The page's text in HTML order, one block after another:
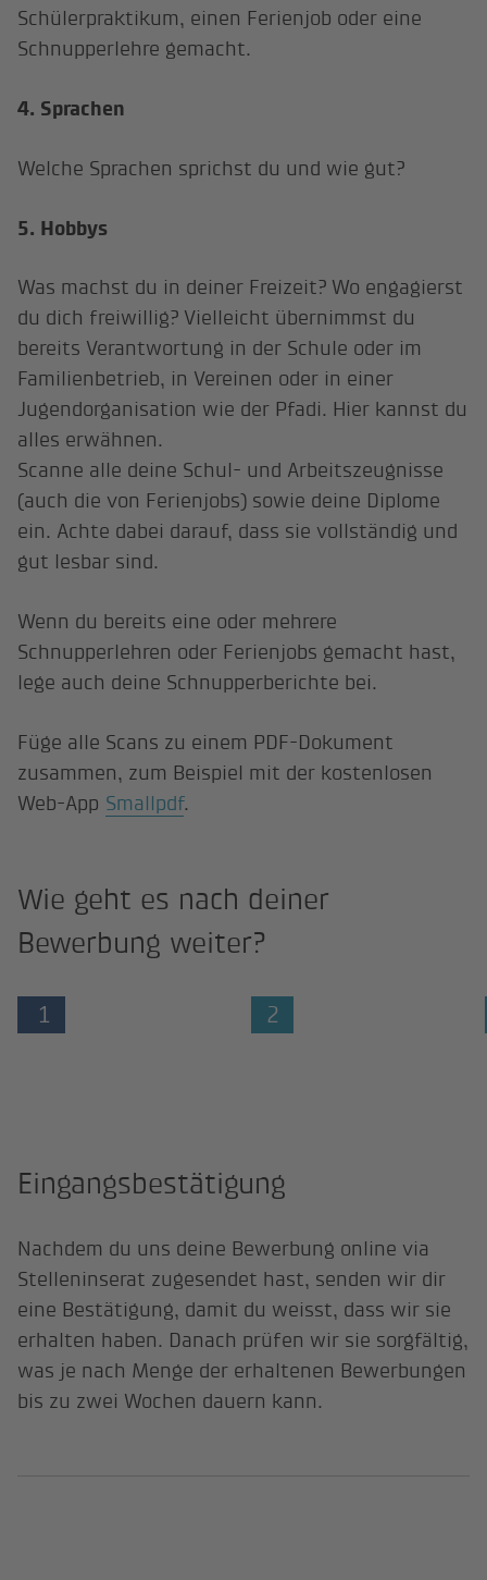
Schülerpraktikum, einen Ferienjob oder eine
Schnupperlehre gemacht.
4. Sprachen
Welche Sprachen sprichst du und wie gut?
5. Hobbys
Was machst du in deiner Freizeit? Wo engagierst
du dich freiwillig? Vielleicht übernimmst du
bereits Verantwortung in der Schule oder im
Familienbetrieb, in Vereinen oder in einer
Jugendorganisation wie der Pfadi. Hier kannst du
alles erwähnen.
Scanne alle deine Schul- und Arbeitszeugnisse
(auch die von Ferienjobs) sowie deine Diplome
ein. Achte dabei darauf, dass sie vollständig und
gut lesbar sind.
Wenn du bereits eine oder mehrere
Schnupperlehren oder Ferienjobs gemacht hast,
lege auch deine Schnupperberichte bei.
Füge alle Scans zu einem PDF-Dokument
zusammen, zum Beispiel mit der kostenlosen
Web-App Smallpdf.
Wie geht es nach deiner
Bewerbung weiter?
1 2
Eingangsbestätigung
Nachdem du uns deine Bewerbung online via
Stelleninserat zugesendet hast, senden wir dir
eine Bestätigung, damit du weisst, dass wir sie
erhalten haben. Danach prüfen wir sie sorgfältig,
was je nach Menge der erhaltenen Bewerbungen
bis zu zwei Wochen dauern kann.